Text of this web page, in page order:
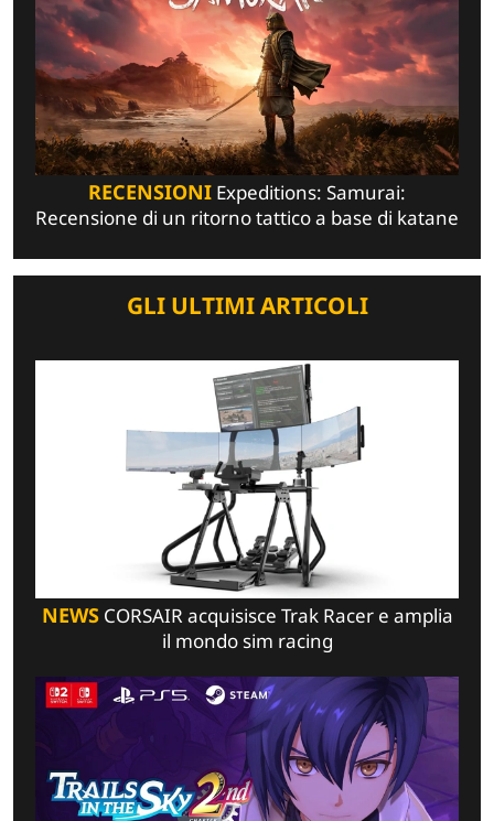
RECENSIONI Expeditions: Samurai:
Recensione di un ritorno tattico a base di katane
GLI ULTIMI ARTICOLI
NEWSCORSAIR acquisisce Trak Racer e amplia
il mondo sim racing